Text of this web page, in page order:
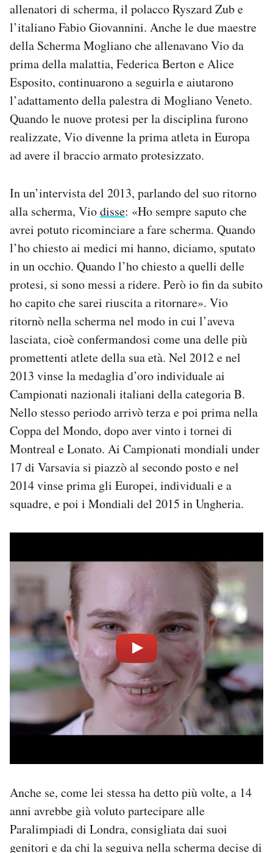
allenatori di scherma, il polacco Ryszard Zub e
l’italiano Fabio Giovannini. Anche le due maestre
della Scherma Mogliano che allenavano Vio da
prima della malattia, Federica Berton e Alice
Esposito, continuarono a seguirla e aiutarono
l’adattamento della palestra di Mogliano Veneto.
Quando le nuove protesi per la disciplina furono
realizzate, Vio divenne la prima atleta in Europa
ad avere il braccio armato protesizzato.
In un’intervista del 2013, parlando del suo ritorno
alla scherma, Viodisse: «Ho sempre saputo che
avrei potuto ricominciare a fare scherma. Quando
l’ho chiesto ai medici mi hanno, diciamo, sputato
in un occhio. Quando l’ho chiesto a quelli delle
protesi, si sono messi a ridere. Però io fin da subito
ho capito che sarei riuscita a ritornare». Vio
ritornò nella scherma nel modo in cui l’aveva
lasciata, cioè confermandosi come una delle più
promettenti atlete della sua età. Nel 2012 e nel
2013 vinse la medaglia d’oro individuale ai
Campionati nazionali italiani della categoria B.
Nello stesso periodo arrivò terza e poi prima nella
Coppa del Mondo, dopo aver vinto i tornei di
Montreal e Lonato. Ai Campionati mondiali under
17 di Varsavia si piazzò al secondo posto e nel
2014 vinse prima gli Europei, individuali e a
squadre, e poi i Mondiali del 2015 in Ungheria.
Anche se, come lei stessa ha detto più volte, a 14
anni avrebbe già voluto partecipare alle
Paralimpiadi di Londra, consigliata dai suoi
genitori e da chi la seguiva nella scherma decise di